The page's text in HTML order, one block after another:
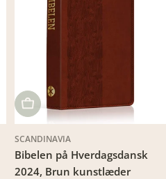
UDSOLGT
SCANDINAVIA
Bibelen på Hverdagsdansk
2024, Brun kunstlæder